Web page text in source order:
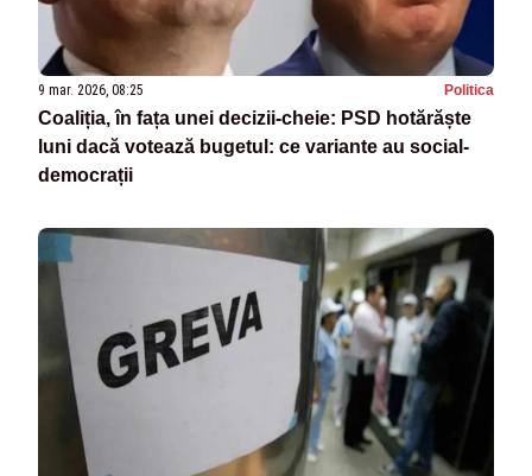
9 mar. 2026, 08:25 Politica
Coaliția, în fața unei decizii-cheie: PSD hotărăște
luni dacă votează bugetul: ce variante au social-
democrații